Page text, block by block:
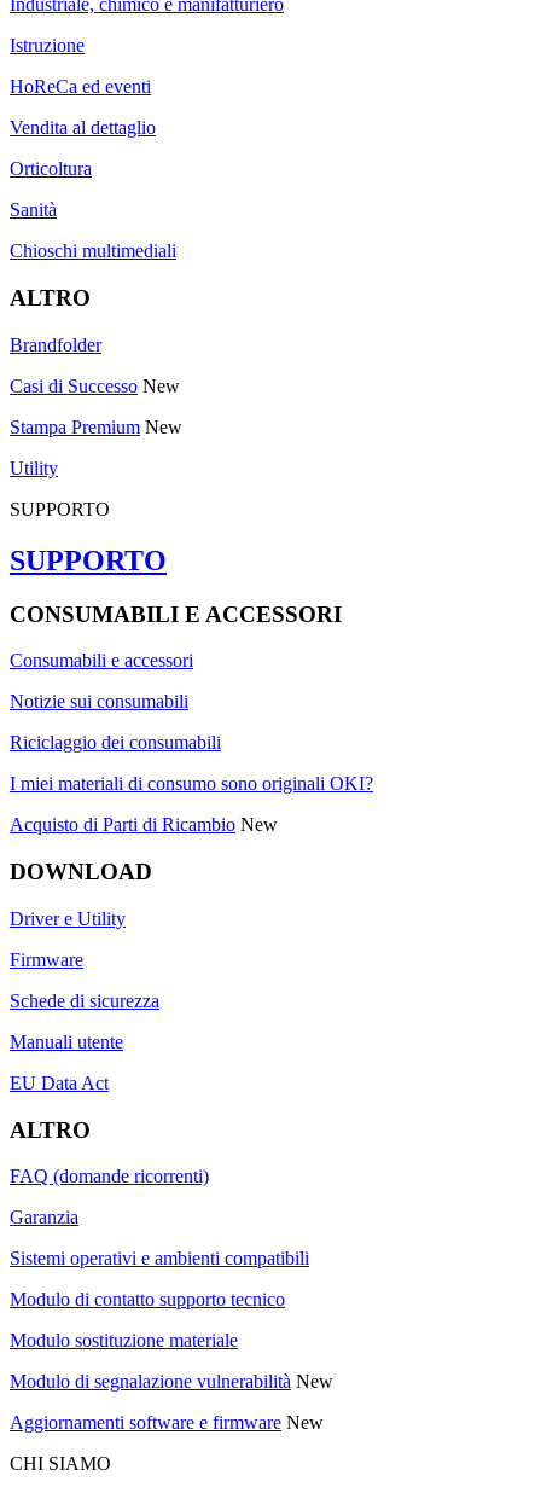
Industriale, chimico e manifatturiero
Istruzione
HoReCa ed eventi
Vendita al dettaglio
Orticoltura
Sanità
Chioschi multimediali
ALTRO
Brandfolder
Casi di Successo New
Stampa Premium New
Utility
SUPPORTO
SUPPORTO
CONSUMABILI E ACCESSORI
Consumabili e accessori
Notizie sui consumabili
Riciclaggio dei consumabili
I miei materiali di consumo sono originali OKI?
Acquisto di Parti di Ricambio New
DOWNLOAD
Driver e Utility
Firmware
Schede di sicurezza
Manuali utente
EU Data Act
ALTRO
FAQ (domande ricorrenti)
Garanzia
Sistemi operativi e ambienti compatibili
Modulo di contatto supporto tecnico
Modulo sostituzione materiale
Modulo di segnalazione vulnerabilità New
Aggiornamenti software e firmware New
CHI SIAMO